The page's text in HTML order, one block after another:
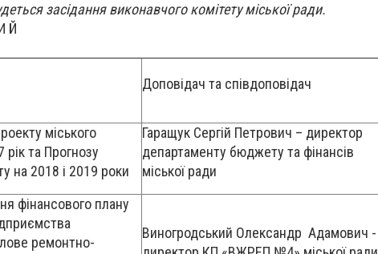
засідання виконавчого комітету міської ради.
Й
Доповідач та співдоповідач
міського
та Прогнозу
на 2018 і 2019 роки
Гаращук Сергій Петрович – директор
департаменту бюджету та фінансів
міської ради
фінансового плану
ремонтно-
Виногродський Олександр Адамович -